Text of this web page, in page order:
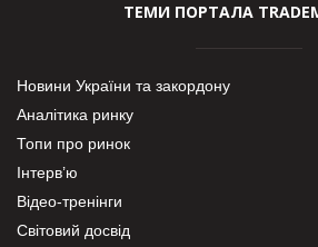
ТЕМИ ПОРТАЛА
Новини України та закордону
Аналітика ринку
Топи про ринок
Інтерв’ю
Відео-тренінги
Світовий досвід